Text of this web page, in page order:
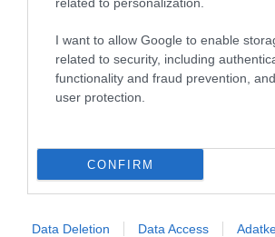
I want to allow Google to enable
related to security, including
functionality and fraud prevention,
user protection.
CONFIRM
Data Deletion Data Access
versenyzik